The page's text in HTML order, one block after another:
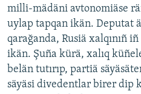
ДИНИ ТОРМЫШ
ПӘРӘВЕЗ
ФӘН-ФӘСМӘТӘН
КИНОХАНӘ
ӘЙДӘ ONLINE
IDEL.РЕАЛИИ
БЕЗГӘ КУШЫЛЫГЫЗ!
milli-mädäni avtonomiäse
uylap tapqan ikän. Deputat
qarağanda, Rusiä xalqınıñ
ikän. Şuña kürä, xalıq
belän tutırıp, partiä
säyäsi divedentlar birer dip